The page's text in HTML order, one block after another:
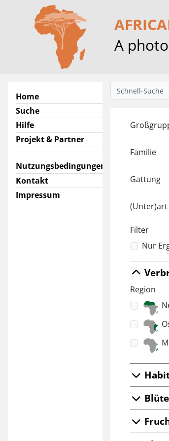
A
Home
Suche
Hilfe
Projekt & Partner
Nutzungsbedingungen
Kontakt
Impressum
Familie
Gattung
(Unter)art
Filter
Nur
Region
Blüte